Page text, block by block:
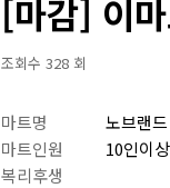
[마감] 이
조회수 328 회
마트명 노브랜
마트인원
10인이상
복리후생